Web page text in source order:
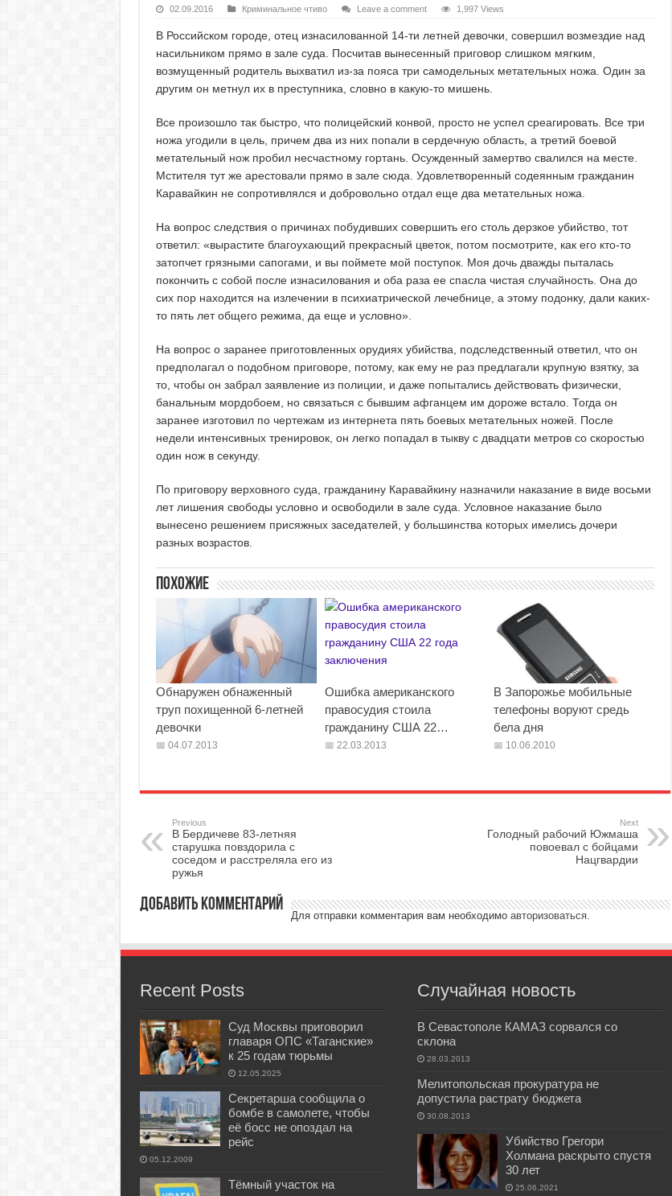
02.09.2016 Криминальное чтиво Leave a comment 1,997 Views
В Российском городе, отец изнасилованной 14-ти летней девочки, совершил возмездие над
насильником прямо в зале суда. Посчитав вынесенный приговор слишком мягким,
возмущенный родитель выхватил из-за пояса три самодельных метательных ножа. Один за
другим он метнул их в преступника, словно в какую-то мишень.
Все произошло так быстро, что полицейский конвой, просто не успел среагировать. Все три
ножа угодили в цель, причем два из них попали в сердечную область, а третий боевой
метательный нож пробил несчастному гортань. Осужденный замертво свалился на месте.
Мстителя тут же арестовали прямо в зале сюда. Удовлетворенный содеянным гражданин
Каравайкин не сопротивлялся и добровольно отдал еще два метательных ножа.
На вопрос следствия о причинах побудивших совершить его столь дерзкое убийство, тот
ответил: «вырастите благоухающий прекрасный цветок, потом посмотрите, как его кто-то
затопчет грязными сапогами, и вы поймете мой поступок. Моя дочь дважды пыталась
покончить с собой после изнасилования и оба раза ее спасла чистая случайность. Она до
сих пор находится на излечении в психиатрической лечебнице, а этому подонку, дали каких-
то пять лет общего режима, да еще и условно».
На вопрос о заранее приготовленных орудиях убийства, подследственный ответил, что он
предполагал о подобном приговоре, потому, как ему не раз предлагали крупную взятку, за
то, чтобы он забрал заявление из полиции, и даже попытались действовать физически,
банальным мордобоем, но связаться с бывшим афганцем им дороже встало. Тогда он
заранее изготовил по чертежам из интернета пять боевых метательных ножей. После
недели интенсивных тренировок, он легко попадал в тыкву с двадцати метров со скоростью
один нож в секунду.
По приговору верховного суда, гражданину Каравайкину назначили наказание в виде восьми
лет лишения свободы условно и освободили в зале суда. Условное наказание было
вынесено решением присяжных заседателей, у большинства которых имелись дочери
разных возрастов.
Похожие
Обнаружен обнаженный
труп похищенной 6-летней
девочки
04.07.2013
Ошибка американского
правосудия стоила
гражданину США 22…
22.03.2013
В Запорожье мобильные
телефоны воруют средь
бела дня
10.06.2010
Previous
В Бердичеве 83-летняя
старушка повздорила с
соседом и расстреляла его из
ружья
Next
Голодный рабочий Южмаша
повоевал с бойцами
Нацгвардии
Добавить комментарий
Для отправки комментария вам необходимо авторизоваться.
Recent Posts
Суд Москвы приговорил
главаря ОПС «Таганские»
к 25 годам тюрьмы
12.05.2025
Секретарша сообщила о
бомбе в самолете, чтобы
её босс не опоздал на
рейс
05.12.2009
Тёмный участок на
Случайная новость
В Севастополе КАМАЗ сорвался со
склона
28.03.2013
Мелитопольская прокуратура не
допустила растрату бюджета
30.08.2013
Убийство Грегори
Холмана раскрыто спустя
30 лет
25.06.2021